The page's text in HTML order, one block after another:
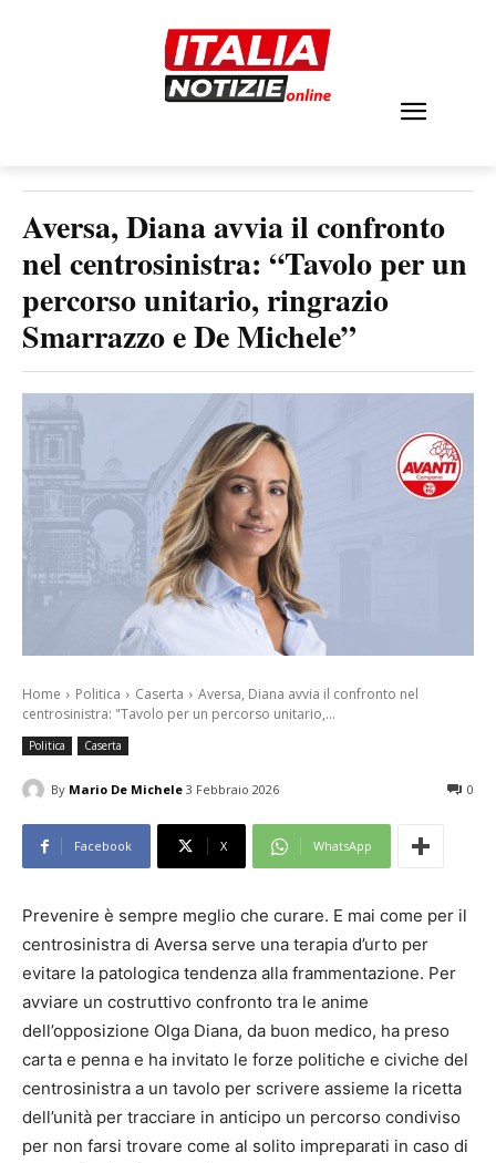
Aversa, Diana avvia il confronto
nel centrosinistra: “Tavolo per un
percorso unitario, ringrazio
Smarrazzo e De Michele”
Home Politica Caserta
Aversa, Diana avvia il confronto nel
centrosinistra: "Tavolo per un percorso unitario,...
Politica Caserta
By Mario De Michele 3 Febbraio 2026 0
Facebook X WhatsApp
Prevenire è sempre meglio che curare. E mai come per il
centrosinistra di Aversa serve una terapia d’urto per
evitare la patologica tendenza alla frammentazione. Per
avviare un costruttivo confronto tra le anime
dell’opposizione Olga Diana, da buon medico, ha preso
carta e penna e ha invitato le forze politiche e civiche del
centrosinistra a un tavolo per scrivere assieme la ricetta
dell’unità per tracciare in anticipo un percorso condiviso
per non farsi trovare come al solito impreparati in caso di